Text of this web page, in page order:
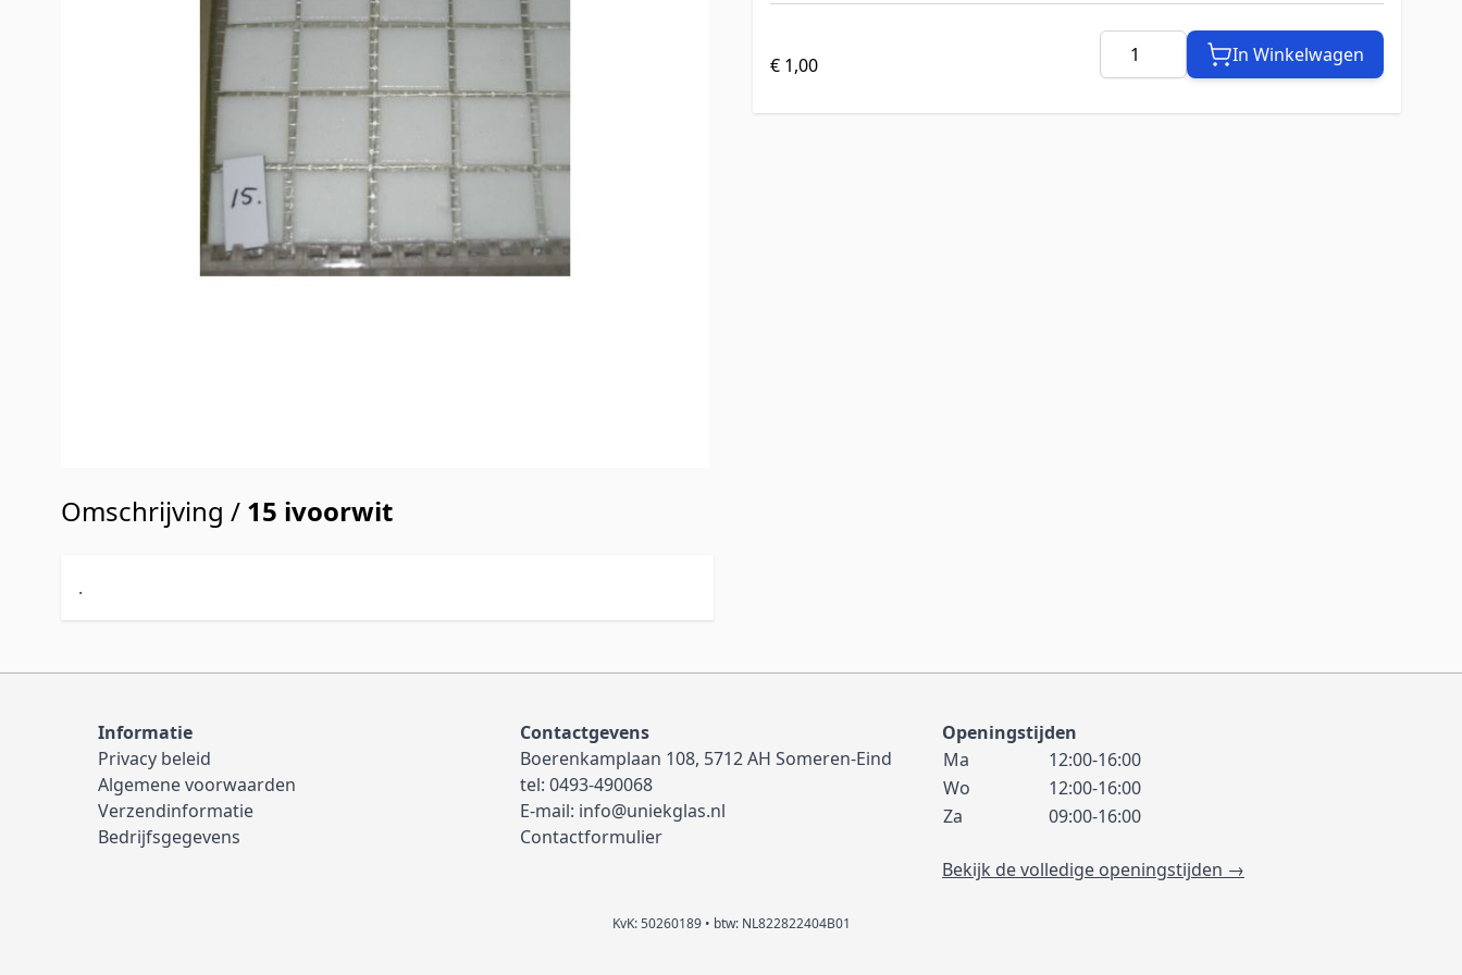
€ 1,00
Aantal In Winkelwagen
Omschrijving / 15 ivoorwit
.
Informatie
Privacy beleid
Algemene voorwaarden
Verzendinformatie
Bedrijfsgegevens
Contactgevens
Boerenkamplaan 108, 5712 AH Someren-Eind
tel: 0493-490068
E-mail: info@uniekglas.nl
Contactformulier
Openingstijden
Ma
12:00-16:00
Wo
12:00-16:00
Za
09:00-16:00
Bekijk de volledige openingstijden →
KvK: 50260189 • btw: NL822822404B01